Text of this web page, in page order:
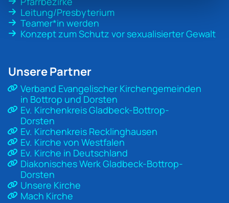
Leitung/Presbyterium
Teamer*in werden
Konzept zum Schutz vor sexualisierter Gewalt
Unsere Partner
Verband Evangelischer Kirchengemeinden
in Bottrop und Dorsten
Ev. Kirchenkreis Gladbeck-Bottrop-
Dorsten
Ev. Kirchenkreis Recklinghausen
Ev. Kirche von Westfalen
Ev. Kirche in Deutschland
Diakonisches Werk Gladbeck-Bottrop-
Dorsten
Unsere Kirche
Mach Kirche